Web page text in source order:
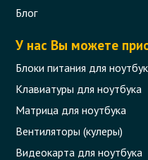
Блог
У нас Вы можете
Блоки питания для
Клавиатуры для ноутбука
Матрица для ноутбука
Вентиляторы (кулеры)
Видеокарта для ноутбука